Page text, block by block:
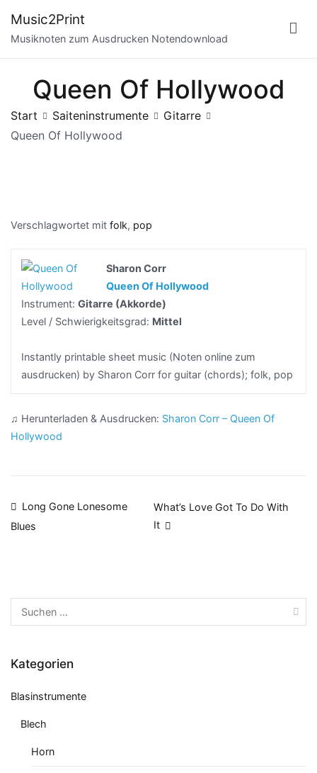
Inhalt
springen
Music2Print
Musiknoten zum Ausdrucken Notendownload
Queen Of Hollywood
Start Saiteninstrumente
Gitarre
Queen Of Hollywood
Verschlagwortet mit folk, pop
Sharon Corr
Queen Of Hollywood
Instrument:Gitarre (Akkorde)
Level / Schwierigkeitsgrad: Mittel
Instantly printable sheet music (Noten online zum
ausdrucken) by Sharon Corr for guitar (chords); folk, pop
♫ Herunterladen & Ausdrucken: Sharon Corr – Queen Of
Hollywood
Beitragsnavigation
Long Gone Lonesome
Blues
What’s Love Got To Do With
It
Suchen
nach:
Kategorien
Blasinstrumente
Blech
Horn